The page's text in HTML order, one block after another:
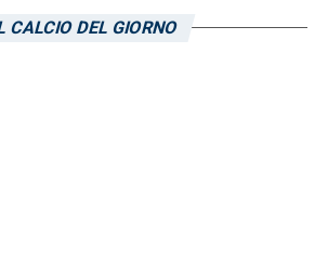
Vincere significherebbe
CALCIO DEL GIORNO